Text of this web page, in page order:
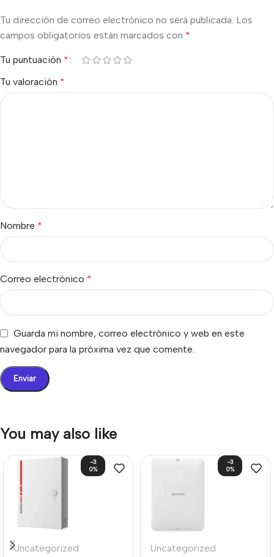
Tu dirección de correo electrónico no será publicada. Los
campos obligatorios están marcados con *
Tu puntuación *
Tu valoración *
Nombre *
Correo electrónico *
Guarda mi nombre, correo electrónico y web en este
navegador para la próxima vez que comente.
You may also like
-3
0%
Uncategorized
-3
0%
Uncategorized